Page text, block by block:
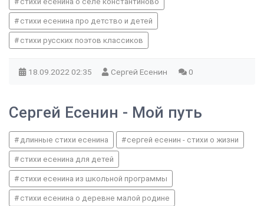
стихи есенина про детство и детей
стихи русских поэтов классиков
18.09.2022 02:35 Сергей Есенин 0
Сергей Есенин - Мой путь
длинные стихи есенина сергей есенин - стихи о жизни
стихи есенина для детей
стихи есенина из школьной программы
стихи есенина о деревне малой родине